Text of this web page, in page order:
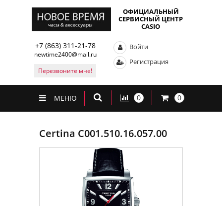
ОФИЦИАЛЬНЫЙ
СЕРВИСНЫЙ ЦЕНТР
CASIO
+7 (863) 311-21-78
newtime2400@mail.ru
Перезвоните мне!
Войти
Регистрация
МЕНЮ 0 0
Certina C001.510.16.057.00